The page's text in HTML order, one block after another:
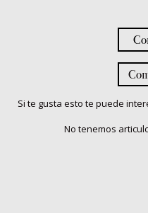
Si te gusta esto te puede
No tenemos